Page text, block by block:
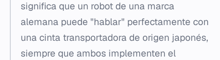
significa que un robot de una marca
alemana puede "hablar" perfectamente con
una cinta transportadora de origen japonés,
siempre que ambos implementen el